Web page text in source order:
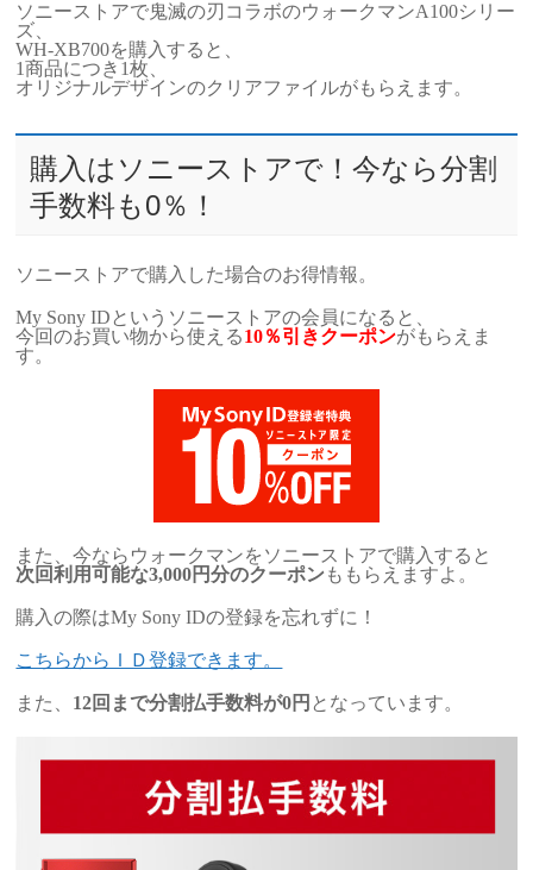
ソニーストアで鬼滅の刃コラボのウォークマンA100シリー
ズ、
WH-XB700を購入すると、
1商品につき1枚、
オリジナルデザインのクリアファイルがもらえます。
購入はソニーストアで！今なら分割
手数料も0％！
ソニーストアで購入した場合のお得情報。
My Sony IDというソニーストアの会員になると、
今回のお買い物から使える10％引きクーポンがもらえま
す。
また、今ならウォークマンをソニーストアで購入すると
次回利用可能な3,000円分のクーポンももらえますよ。
購入の際はMy Sony IDの登録を忘れずに！
こちらからＩＤ登録できます。
また、 12回まで分割払手数料が0円 となっています。